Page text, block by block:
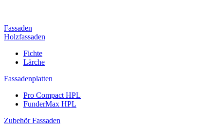
Fassaden
Holzfassaden
Fichte
Lärche
Fassadenplatten
Pro Compact HPL
FunderMax HPL
Zubehör Fassaden